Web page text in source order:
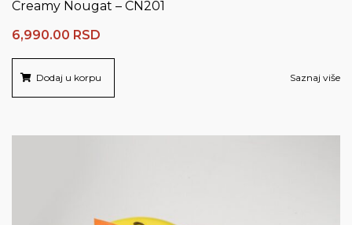
Creamy Nougat – CN201
6,990.00 RSD
Dodaj u korpu Saznaj više